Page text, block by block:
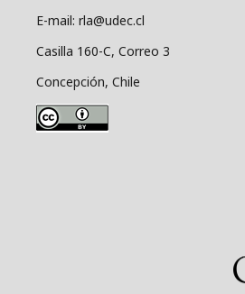
E-mail: rla@udec.cl
Casilla 160-C, Correo 3
Concepción, Chile